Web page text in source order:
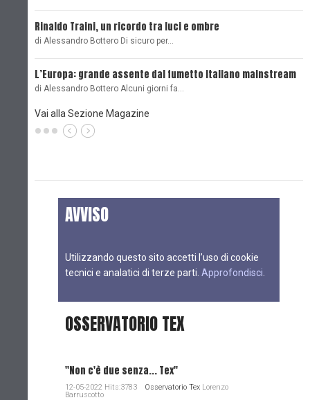
Rinaldo Traini, un ricordo tra luci e ombre
di Alessandro Bottero Di sicuro per…
L’Europa: grande assente dal fumetto italiano mainstream
di Alessandro Bottero Alcuni giorni fa…
Vai alla Sezione Magazine
AVVISO
Utilizzando questo sito accetti l’uso di cookie
tecnici e analatici di terze parti. Approfondisci
OSSERVATORIO TEX
"Non c'è due senza... Tex"
12-05-2022 Hits:3783 Osservatorio Tex Lorenzo
Barruscotto